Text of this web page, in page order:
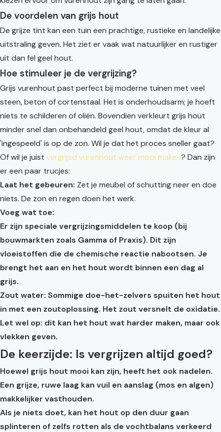
De voordelen van grijs hout
De grijze tint kan een tuin een prachtige, rustieke en landelijke
uitstraling geven. Het ziet er vaak wat natuurlijker en rustiger
uit dan fel geel hout.
Hoe stimuleer je de vergrijzing?
Grijs vurenhout past perfect bij moderne tuinen met veel
steen, beton of cortenstaal. Het is onderhoudsarm; je hoeft
niets te schilderen of oliën. Bovendien verkleurt grijs hout
minder snel dan onbehandeld geel hout, omdat de kleur al
'ingespeeld' is op de zon. Wil je dat het proces sneller gaat?
Of wil je juist vergrijsd vurenhout weer mooi maken? Dan zijn
er een paar trucjes:
Laat het gebeuren: Zet je meubel of schutting neer en doe
niets. De zon en regen doen het werk.
Voeg wat toe:
Er zijn speciale vergrijzingsmiddelen te koop (bij
bouwmarkten zoals Gamma of Praxis). Dit zijn
vloeistoffen die de chemische reactie nabootsen. Je
brengt het aan en het hout wordt binnen een dag al
grijs.
Zout water: Sommige doe-het-zelvers spuiten het hout
in met een zoutoplossing. Het zout versnelt de oxidatie.
Let wel op: dit kan het hout wat harder maken, maar ook
vlekken geven.
De keerzijde: Is vergrijzen altijd goed?
Hoewel grijs hout mooi kan zijn, heeft het ook nadelen.
Een grijze, ruwe laag kan vuil en aanslag (mos en algen)
makkelijker vasthouden.
Als je niets doet, kan het hout op den duur gaan
splinteren of zelfs rotten als de vochtbalans verkeerd